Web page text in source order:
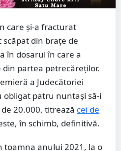
care și-a fracturat
scăpat din brațe de
în dosarul în care a
partea petrecăreților.
a Judecătoriei
obligat patru nuntași să-i
20.000, titrează cei de
în schimb, definitivă.
toamna anului 2021, la o